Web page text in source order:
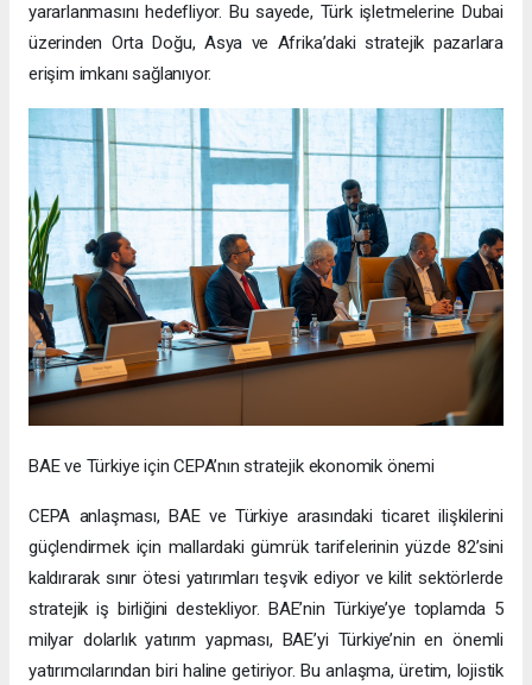
yararlanmasını hedefliyor. Bu sayede, Türk işletmelerine Dubai
üzerinden Orta Doğu, Asya ve Afrika’daki stratejik pazarlara
erişim imkanı sağlanıyor.
BAE ve Türkiye için CEPA’nın stratejik ekonomik önemi
CEPA anlaşması, BAE ve Türkiye arasındaki ticaret ilişkilerini
güçlendirmek için mallardaki gümrük tarifelerinin yüzde 82’sini
kaldırarak sınır ötesi yatırımları teşvik ediyor ve kilit sektörlerde
stratejik iş birliğini destekliyor. BAE’nin Türkiye’ye toplamda 5
milyar dolarlık yatırım yapması, BAE’yi Türkiye’nin en önemli
yatırımcılarından biri haline getiriyor. Bu anlaşma, üretim, lojistik